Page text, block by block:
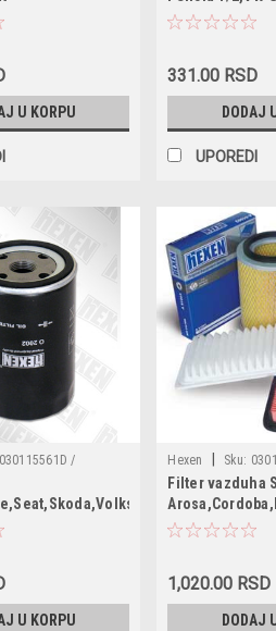
/ MD353795 /
/ 5417584 /
/ 0451103033 /
U KORPU
75524148 /
5011876 / 5004885
bezinci
331.00 RSD
DODAJ
UPOREDI
/
/
/
/ W719/5 / LS702 /
U KORPU
Hexen Sku:
030129620C /
/ 115946205 /
1444Z7 /
Filter vazduha
Caddy
1,020.00 RSD
DODAJ